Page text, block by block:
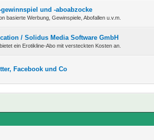
und -aboabzocke
basierte Werbung, Gewinspiele, Abofallen u.v.m.
/ Solidus Media Software GmbH
ein Erotikline-Abo mit versteckten Kosten an.
Facebook und Co